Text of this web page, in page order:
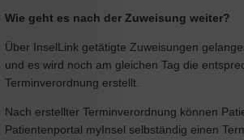
Wie geht es nach der Zuweisung weiter?
Über InselLink getätigte Zuweisungen
und es wird noch am gleichen Tag die
Terminverordnung erstellt.
Nach erstellter Terminverordnung können
Patientenportal myInsel selbständig einen